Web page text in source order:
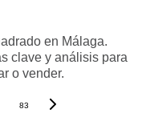
en Málaga.
clave y análisis para
o vender.
83